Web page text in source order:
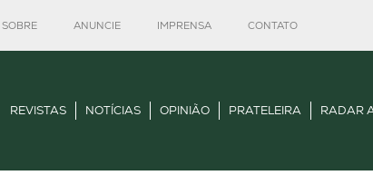
SOBRE ANUNCIE IMPRENSA CONTATO
REVISTAS NOTÍCIAS OPINIÃO PRATELEIRA RADAR